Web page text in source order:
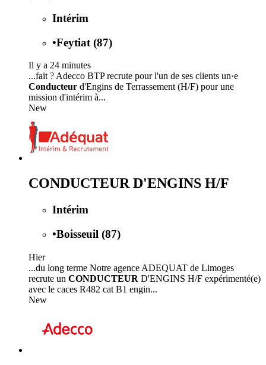
Intérim
•Feytiat (87)
Il y a 24 minutes
...fait ? Adecco BTP recrute pour l'un de ses clients un·e
Conducteur d'Engins de Terrassement (H/F) pour une
mission d'intérim à...
New
CONDUCTEUR D'ENGINS H/F
Intérim
•Boisseuil (87)
Hier
...du long terme Notre agence ADEQUAT de Limoges
recrute un CONDUCTEUR D'ENGINS H/F expérimenté(e)
avec le caces R482 cat B1 engin...
New